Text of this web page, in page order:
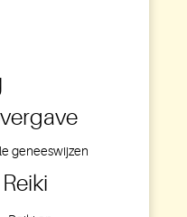
geneeswijzen
Reiki